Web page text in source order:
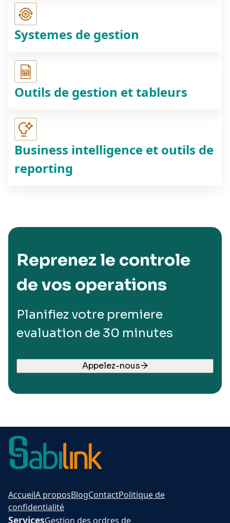
Systemes de gestion
Outils de gestion et tableurs
Business intelligence et outils de
reporting
Reprenez le controle
de vos operations
Planifiez votre premiere
evaluation de 30 minutes
Appelez-nous
AccueilA proposBlogContactPolitique de
confidentialité
ServicesGestion des ordres de